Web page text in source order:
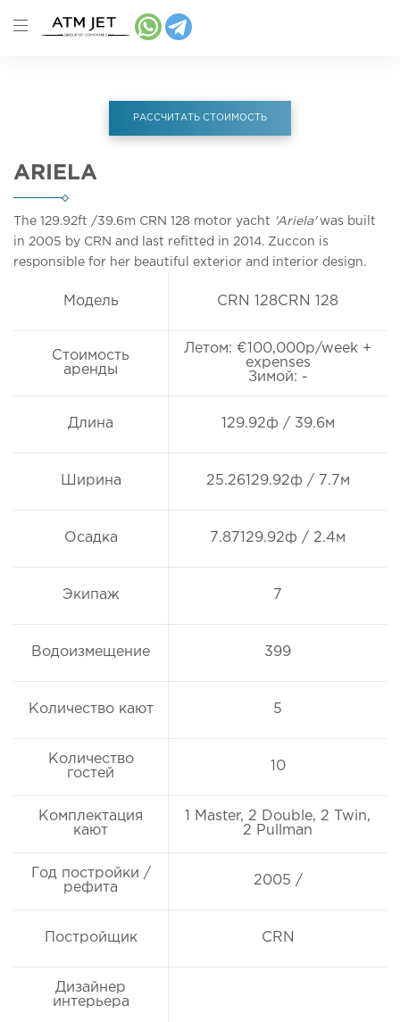
РАССЧИТАТЬ СТОИМОСТЬ
ARIELA
The 129.92ft /39.6m CRN 128 motor yacht 'Ariela'was built
in 2005 by CRN and last refitted in 2014. Zuccon is
responsible for her beautiful exterior and interior design.
Модель CRN 128CRN 128
Стоимость
аренды
Летом: €100,000p/week +
expenses
Зимой: -
Длина 129.92ф / 39.6м
Ширина 25.26129.92ф / 7.7м
Осадка 7.87129.92ф / 2.4м
Экипаж 7
Водоизмещение 399
Количество кают 5
Количество
гостей
10
Комплектация
кают
1 Master, 2 Double, 2 Twin,
2 Pullman
Год постройки /
рефита
2005 /
Постройщик CRN
Дизайнер
интерьера